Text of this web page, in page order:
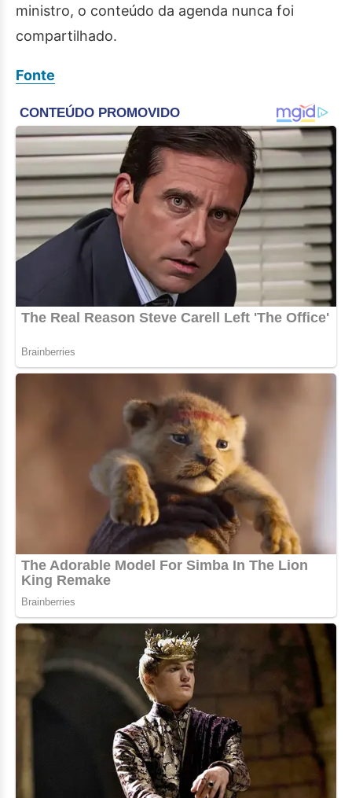
ministro, o conteúdo da agenda nunca foi
compartilhado.
Fonte